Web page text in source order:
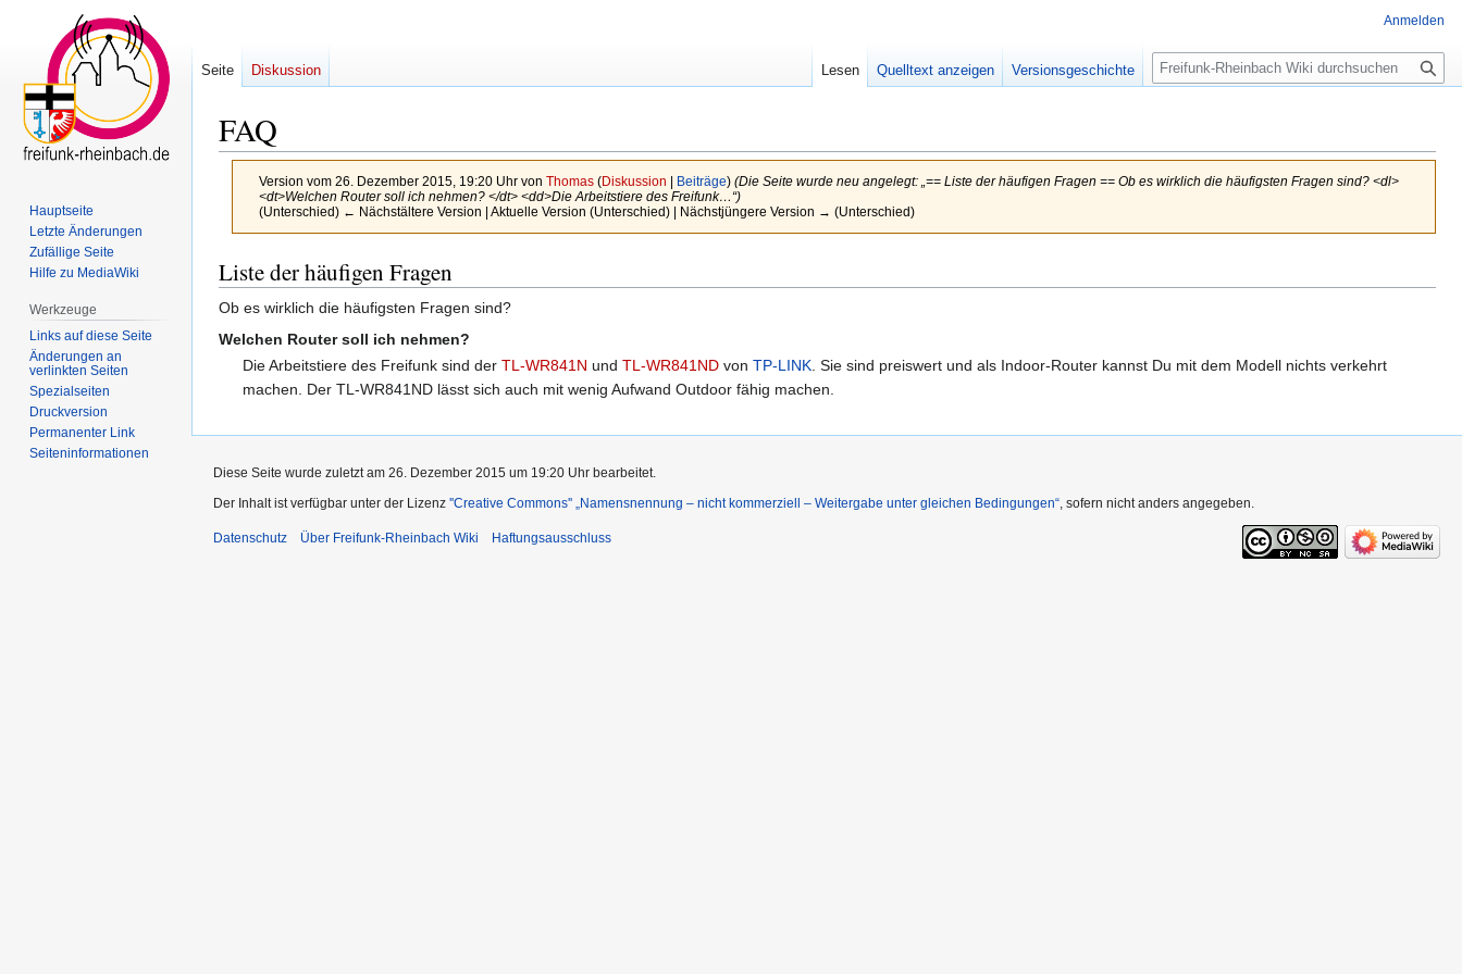
FAQ
Version vom 26. Dezember 2015, 19:20 Uhr von Thomas (Diskussion Beiträge) (Die Seite wurde neu angelegt: „== Liste der häufigen Fragen == Ob es wirklich die häufigsten Fragen sind? <dl>
<dt>Welchen Router soll ich nehmen? </dt> <dd>Die Arbeitstiere des Freifunk…“)
(Unterschied) ← Nächstältere Version | Aktuelle Version (Unterschied) | Nächstjüngere Version → (Unterschied)
Zur
Navigation
springen
Zur
Suche
springen
Liste der häufigen Fragen
Ob es wirklich die häufigsten Fragen sind?
Welchen Router soll ich nehmen?
Die Arbeitstiere des Freifunk sind derTL-WR841N undTL-WR841ND vonTP-LINK . Sie sind preiswert und als Indoor-Router kannst Du mit dem Modell nichts verkehrt
machen. Der TL-WR841ND lässt sich auch mit wenig Aufwand Outdoor fähig machen.
Anmelden
Seite Diskussion Lesen Quelltext anzeigen Versionsgeschichte
Suche
Hauptseite
Letzte Änderungen
Zufällige Seite
Hilfe zu MediaWiki
Werkzeuge
Links auf diese Seite
Änderungen an
verlinkten Seiten
Spezialseiten
Druckversion
Permanenter Link
Seiten­­informationen
Diese Seite wurde zuletzt am 26. Dezember 2015 um 19:20 Uhr bearbeitet.
Der Inhalt ist verfügbar unter der Lizenz ''Creative Commons'' „Namensnennung – nicht kommerziell – Weitergabe unter gleichen Bedingungen“ , sofern nicht anders angegeben.
Datenschutz Über Freifunk-Rheinbach Wiki Haftungsausschluss